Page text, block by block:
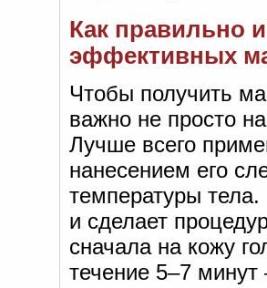
Как правильно
эффективных
Чтобы получить
важно не просто
Лучше всего
нанесением его
температуры
и сделает
сначала на кожу
течение 5–7 минут